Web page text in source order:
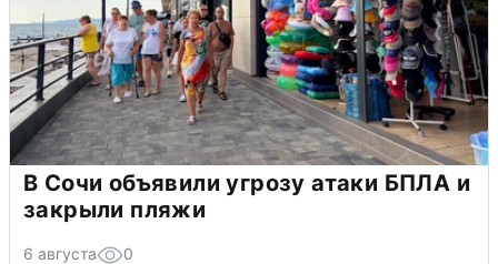
В Сочи объявили угрозу атаки БПЛА и
закрыли пляжи
6 августа 0